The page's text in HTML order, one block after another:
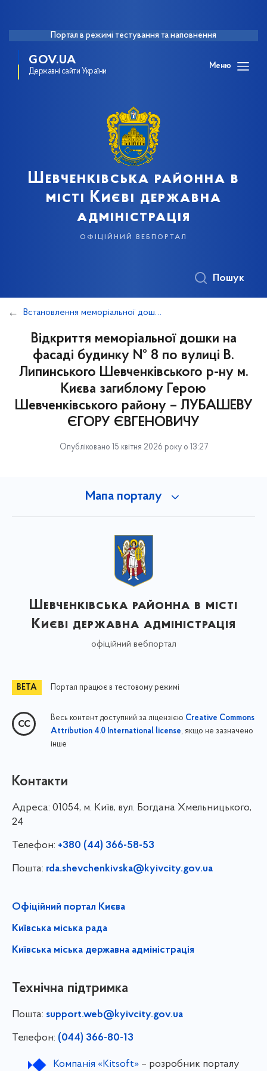
Портал в режимі тестування та наповнення
GOV.UA
Державні сайти України
Меню
Шевченківська районна в
місті Києві державна
адміністрація
офіційний вебпортал
Пошук
Встановлення меморіальної дошки на фасаді будинку № 8 по вулиці В. Липинського Шевченківського р-ну м. Києва загиблому Герою Шевченківського району – ЛУБАШЕВУ ЄГОРУ ЄВГЕНОВИЧУ
Відкриття меморіальної дошки на
фасаді будинку № 8 по вулиці В.
Липинського Шевченківського р-ну м.
Києва загиблому Герою
Шевченківського району – ЛУБАШЕВУ
ЄГОРУ ЄВГЕНОВИЧУ
Опубліковано 15 квітня 2026 року о 13:27
Мапа порталу
Шевченківська районна в місті
Києві державна адміністрація
офіційний вебпортал
Портал працює в тестовому режимі
Весь контент доступний за ліцензією Creative Commons
Attribution 4.0 International license, якщо не зазначено
інше
Контакти
Адреса: 01054, м. Київ, вул. Богдана Хмельницького,
24
Телефон: +380 (44) 366-58-53
Пошта: rda.shevchenkivska@kyivcity.gov.ua
Офіційний портал Києва
Київська міська рада
Київська міська державна адміністрація
Технічна підтримка
Пошта: support.web@kyivcity.gov.ua
Телефон: (044) 366-80-13
Компанія «Kitsoft»– розробник порталу